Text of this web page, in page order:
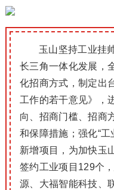
玉山坚持工业挂
长三角一体化发展，
化招商方式，制定出
工作的若干意见》，
向、招商门槛、招商
和保障措施； 强化“工
新增项目，为加快玉
签约工业项目129个
源、大福智能科技、